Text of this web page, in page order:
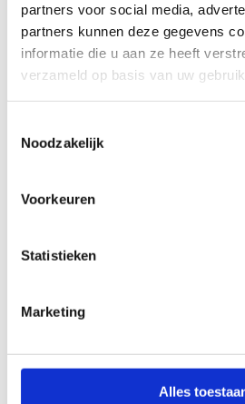
partners voor social media,
partners kunnen deze gegevens
informatie die u aan ze heeft
verzameld op basis van uw
Noodzakelijk
Voorkeuren
Statistieken
Marketing
Alles